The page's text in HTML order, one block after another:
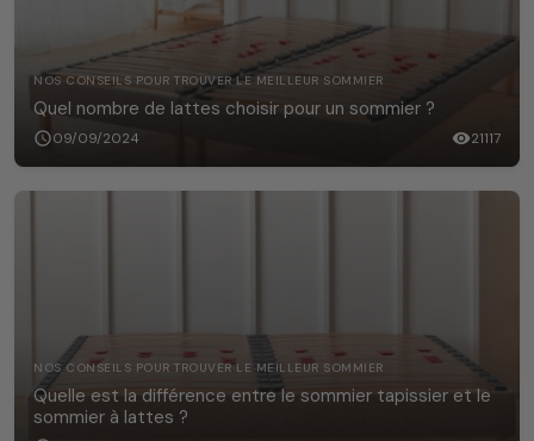
NOS CONSEILS POUR TROUVER LE MEILLEUR SOMMIER
Quel nombre de lattes choisir pour un sommier ?
schedule09/09/2024 visibility21117
NOS CONSEILS POUR TROUVER LE MEILLEUR SOMMIER
Quelle est la différence entre le sommier tapissier et le
sommier à lattes ?